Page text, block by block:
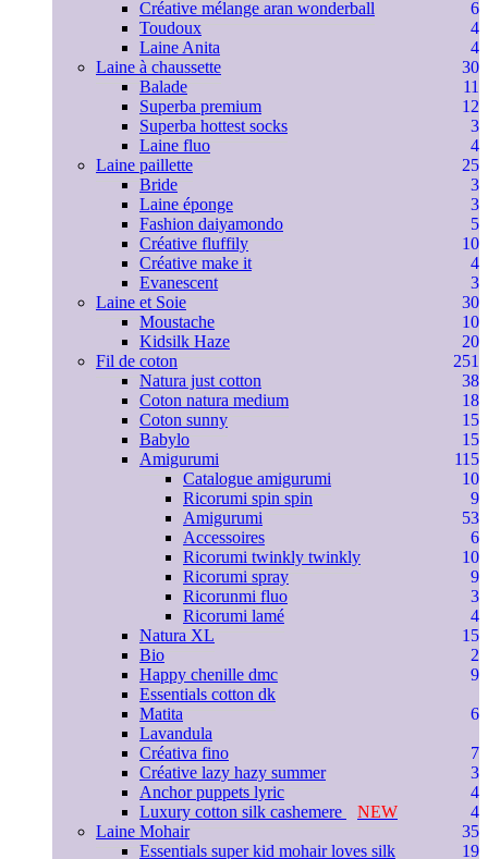
Créative mélange aran wonderball
6
Toudoux
4
Laine Anita
4
Laine à chaussette
30
Balade
11
Superba premium
12
Superba hottest socks
3
Laine fluo
4
Laine paillette
25
Bride
3
Laine éponge
3
Fashion daiyamondo
5
Créative fluffily
10
Créative make it
4
Evanescent
3
Laine et Soie
30
Moustache
10
Kidsilk Haze
20
Fil de coton
251
Natura just cotton
38
Coton natura medium
18
Coton sunny
15
Babylo
15
Amigurumi
115
Catalogue amigurumi
10
Ricorumi spin spin
9
Amigurumi
53
Accessoires
6
Ricorumi twinkly twinkly
10
Ricorumi spray
9
Ricorunmi fluo
3
Ricorumi lamé
4
Natura XL
15
Bio
2
Happy chenille dmc
9
Essentials cotton dk
Matita
6
Lavandula
Créativa fino
7
Créative lazy hazy summer
3
Anchor puppets lyric
4
Luxury cotton silk cashemere
NEW
4
Laine Mohair
35
Essentials super kid mohair loves silk
19